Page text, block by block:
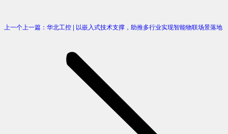
上一个 上一篇： 华北工控 | 以嵌入式技术支撑，助推多行业实现智能物联场景落地